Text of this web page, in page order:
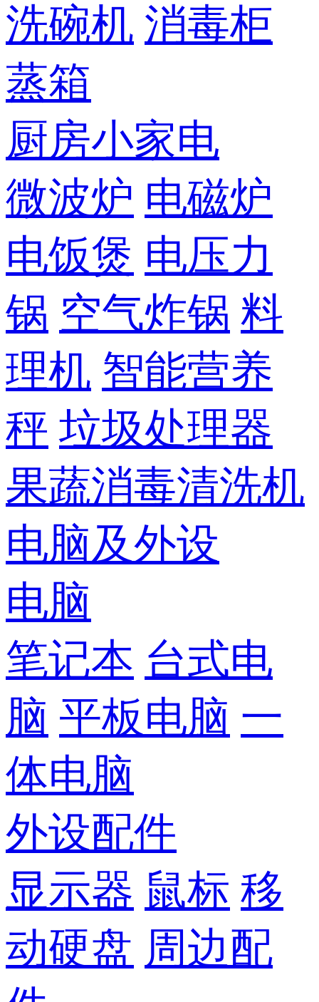
洗碗机 消毒柜
蒸箱
厨房小家电
微波炉 电磁炉
电饭煲 电压力
锅 空气炸锅 料
理机 智能营养
秤 垃圾处理器
果蔬消毒清洗机
电脑及外设
电脑
笔记本 台式电
脑 平板电脑 一
体电脑
外设配件
显示器 鼠标 移
动硬盘 周边配